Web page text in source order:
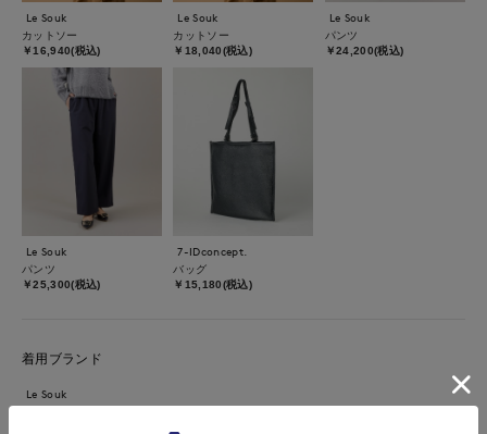
Le Souk
カットソー
￥16,940(税込)
Le Souk
カットソー
￥18,040(税込)
Le Souk
パンツ
￥24,200(税込)
Le Souk
パンツ
￥25,300(税込)
7-IDconcept.
バッグ
￥15,180(税込)
着用ブランド
Le Souk